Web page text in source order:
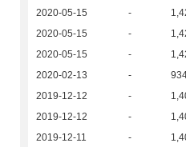
2020-05-15
-
2020-05-15
-
2020-05-15
-
2020-02-13
-
2019-12-12
-
2019-12-12
-
2019-12-11
-